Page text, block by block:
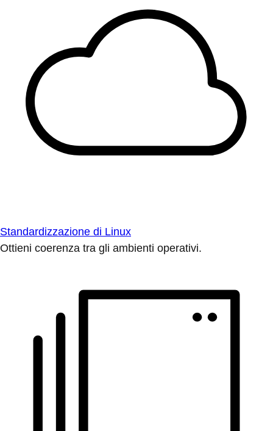
Standardizzazione di Linux
Ottieni coerenza tra gli ambienti operativi.